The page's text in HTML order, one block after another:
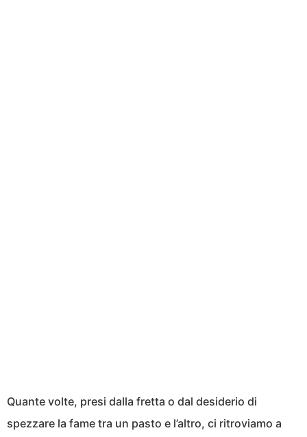
Quante volte, presi dalla fretta o dal desiderio di
spezzare la fame tra un pasto e l’altro, ci ritroviamo a